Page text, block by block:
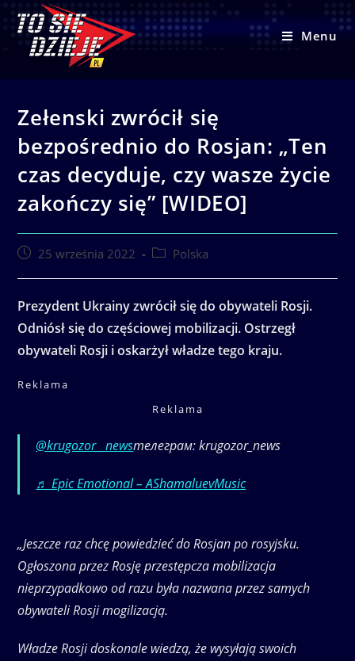
content
Menu
Zełenski zwrócił się
bezpośrednio do Rosjan: „Ten
czas decyduje, czy wasze życie
zakończy się” [WIDEO]
Post25 września 2022
PostPolska
Prezydent Ukrainy zwrócił się do obywateli Rosji.
Odniósł się do częściowej mobilizacji. Ostrzegł
obywateli Rosji i oskarżył władze tego kraju.
Reklama
Reklama
@krugozor__newsтелеграм: krugozor_news
♬ Epic Emotional – AShamaluevMusic
„Jeszcze raz chcę powiedzieć do Rosjan po rosyjsku.
Ogłoszona przez Rosję przestępcza mobilizacja
nieprzypadkowo od razu była nazwana przez samych
obywateli Rosji mogilizacją.
Władze Rosji doskonale wiedzą, że wysyłają swoich